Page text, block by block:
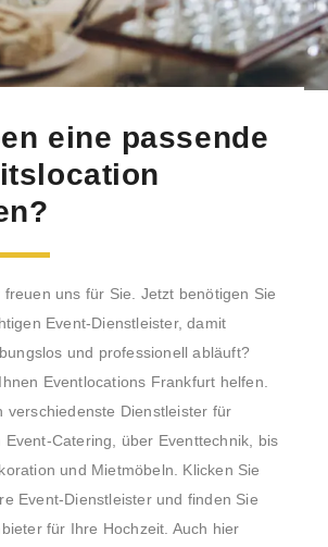
eine passende
freuen uns für Sie. Jetzt benötigen Sie
Event-Dienstleister, damit
und professionell abläuft?
Eventlocations Frankfurt helfen.
verschiedenste Dienstleister für
Event-Catering, über Eventtechnik, bis
und Mietmöbeln. Klicken Sie
Event-Dienstleister und finden Sie
für Ihre Hochzeit. Auch hier